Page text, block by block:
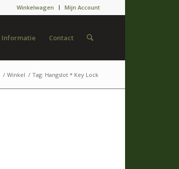
Winkelwagen Mijn Account
Informatie Contact
/ Winkel / Tag: Hangslot * Key Lock